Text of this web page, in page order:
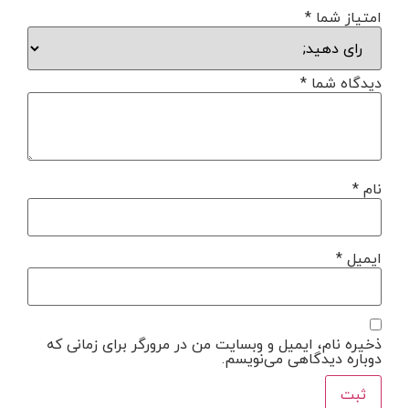
امتیاز شما *
دیدگاه شما *
نام*
ایمیل*
ذخیره نام، ایمیل و وبسایت من در مرورگر برای زمانی که
دوباره دیدگاهی می‌نویسم.